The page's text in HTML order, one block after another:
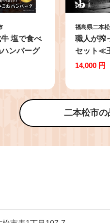
塩で食べ
ンバーグ
袋） ハ
ーぐ ふるさ
キング 牛肉
hannba-
お弁当 ぎ
福島県二本
職人が搾
セット≪
番搾り／
ら 食用油
法 人気
送料無料
14,000 円
二本松市の